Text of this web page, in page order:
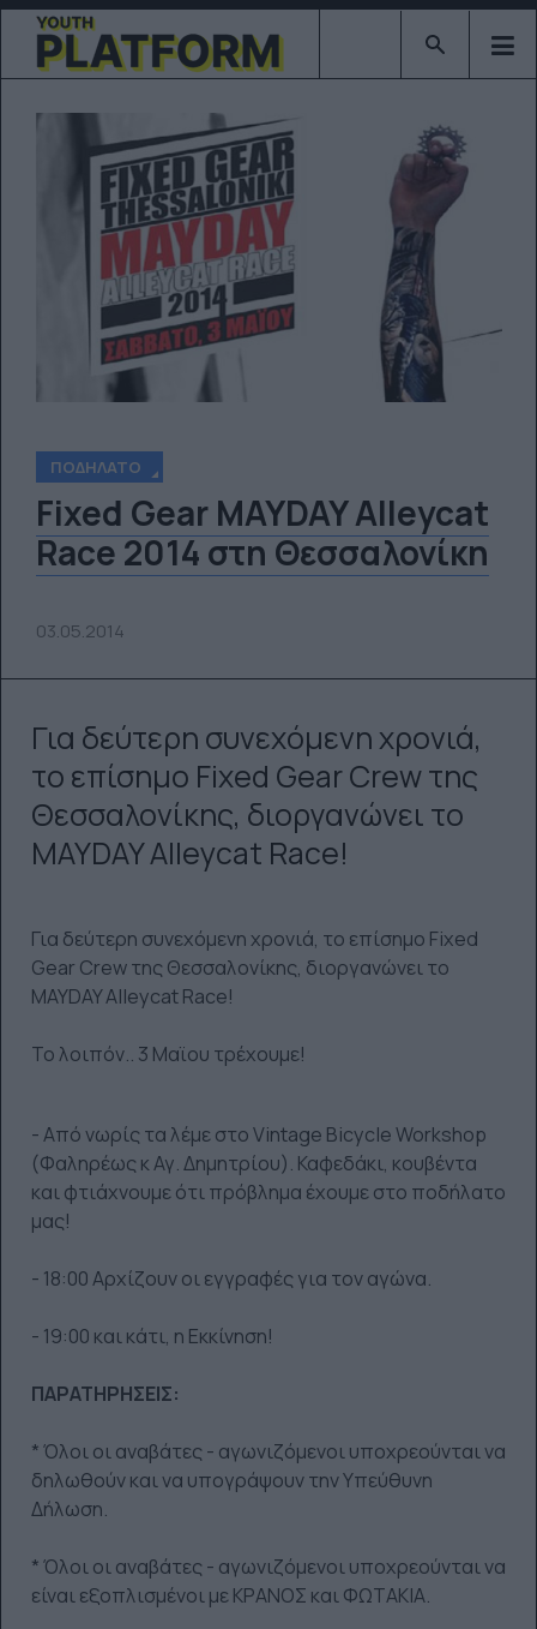
Type 2 or
ΠΟΔΉΛΑΤΟ
Fixed Gear MAYDAY Alleycat
Race 2014 στη Θεσσαλονίκη
03.05.2014
Για δεύτερη συνεχόμενη χρονιά,
το επίσημο Fixed Gear Crew της
Θεσσαλονίκης, διοργανώνει το
MAYDAY Alleycat Race!
Για δεύτερη συνεχόμενη χρονιά, το επίσημο Fixed
Gear Crew της Θεσσαλονίκης, διοργανώνει το
MAYDAY Alleycat Race!
Το λοιπόν.. 3 Μαϊου τρέχουμε!
- Από νωρίς τα λέμε στο Vintage Bicycle Workshop
(Φαληρέως κ Αγ. Δημητρίου). Καφεδάκι, κουβέντα
και φτιάχνουμε ότι πρόβλημα έχουμε στο ποδήλατο
μας!
- 18:00 Αρχίζουν οι εγγραφές για τον αγώνα.
- 19:00 και κάτι, η Εκκίνηση!
ΠΑΡΑΤΗΡΗΣΕΙΣ:
* Όλοι οι αναβάτες - αγωνιζόμενοι υποχρεούνται να
δηλωθούν και να υπογράψουν την Υπεύθυνη
Δήλωση.
* Όλοι οι αναβάτες - αγωνιζόμενοι υποχρεούνται να
είναι εξοπλισμένοι με ΚΡΑΝΟΣ και ΦΩΤΑΚΙΑ.